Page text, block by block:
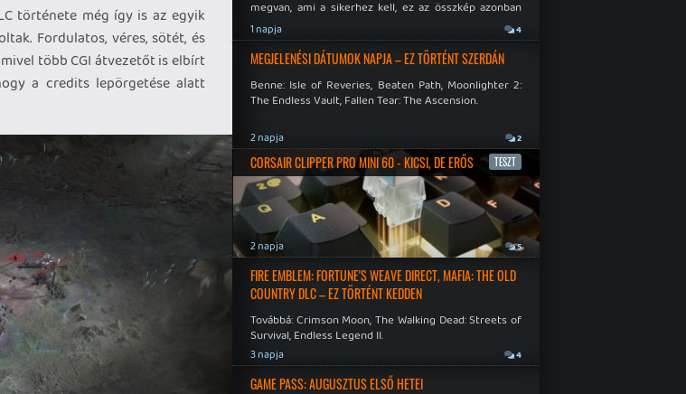
története még így is az egyik
Fordulatos, véres, sötét, és
több CGI átvezetőt is elbírt
a credits lepörgetése alatt
megvan, ami a sikerhez kell, ez az összkép azonban
becsapós.
1 napja 4
MEGJELENÉSI DÁTUMOK NAPJA – EZ TÖRTÉNT SZERDÁN
Benne: Isle of Reveries, Beaten Path, Moonlighter 2:
The Endless Vault, Fallen Tear: The Ascension.
2 napja 2
CORSAIR CLIPPER PRO MINI 60 - KICSI, DE ERŐS TESZT
2 napja 5
FIRE EMBLEM: FORTUNE'S WEAVE DIRECT, MAFIA: THE OLD
COUNTRY DLC – EZ TÖRTÉNT KEDDEN
Továbbá: Crimson Moon, The Walking Dead: Streets of
Survival, Endless Legend II.
3 napja 4
GAME PASS: AUGUSZTUS ELSŐ HETEI